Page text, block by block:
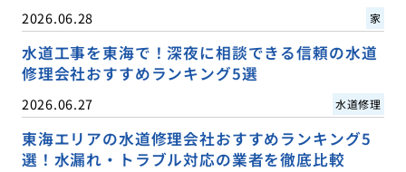
2026.06.28 家
水道工事を東海で！深夜に相談できる信頼の水道
修理会社おすすめランキング5選
2026.06.27 水道修理
東海エリアの水道修理会社おすすめランキング5
選！水漏れ・トラブル対応の業者を徹底比較